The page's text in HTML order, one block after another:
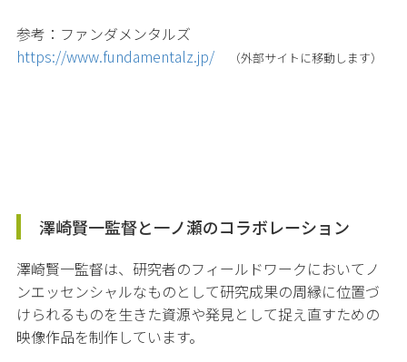
参考：ファンダメンタルズ
https://www.fundamentalz.jp/
（外部サイトに移動します）
澤崎賢一監督と一ノ瀬のコラボレーション
澤崎賢一監督は、研究者のフィールドワークにおいてノ
ンエッセンシャルなものとして研究成果の周縁に位置づ
けられるものを生きた資源や発見として捉え直すための
映像作品を制作しています。